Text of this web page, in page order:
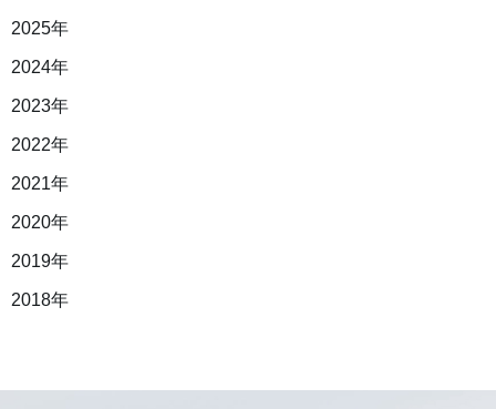
2025年
2024年
2023年
2022年
2021年
2020年
2019年
2018年